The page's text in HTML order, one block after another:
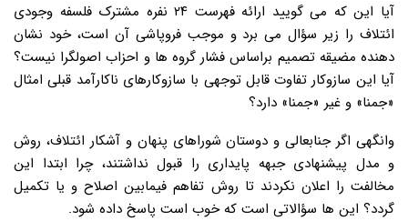
آیا این که می گویید ارائه فهرست ۲۴ نفره مشترک فلسفه وجودی
ائتلاف را زیر سؤال می برد و موجب فروپاشی آن است، خود نشان
دهنده مضیقه تصمیم براساس فشار گروه ها و احزاب اصولگرا نیست؟
آیا این سازوکار تفاوت قابل توجهی با سازوکارهای ناکارآمد قبلی امثال
«جمنا» و غیر «جمنا» دارد؟
وانگهی اگر جنابعالی و دوستان شوراهای پنهان و آشکار ائتلاف، روش
و مدل پیشنهادی جبهه پایداری را قبول نداشتند، چرا ابتدا این
مخالفت را اعلان نکردند تا روش تفاهم فیمابین اصلاح و یا تکمیل
گردد؟ این ها سؤالاتی است که خوب است پاسخ داده شود.